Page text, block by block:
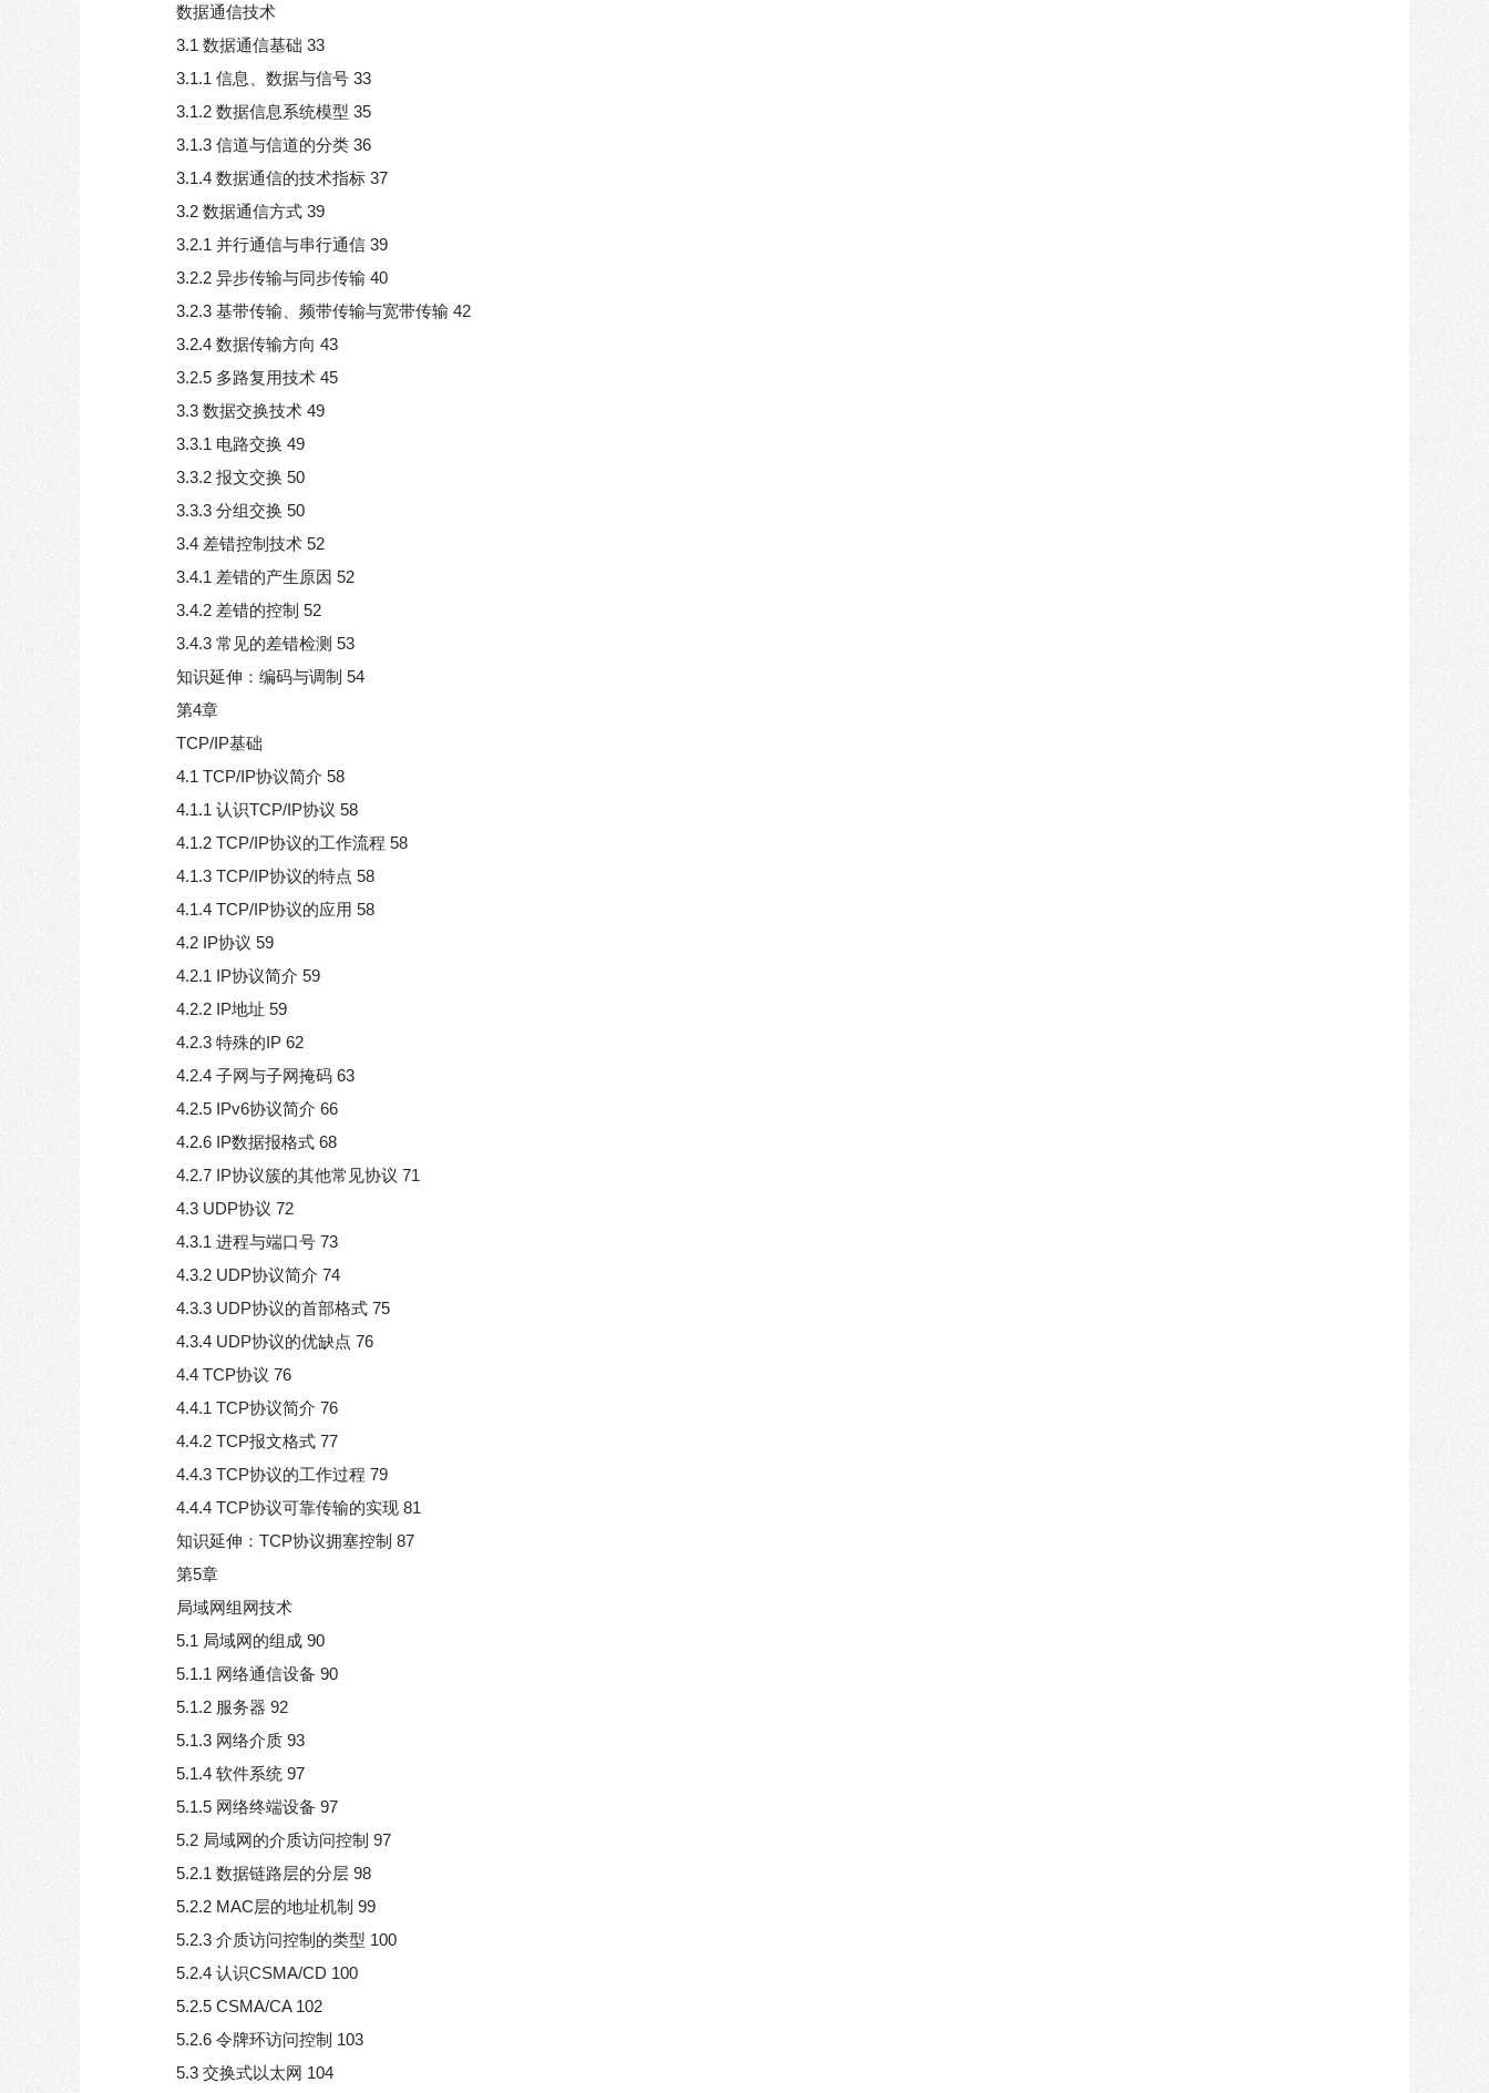
数据通信技术
3.1 数据通信基础 33
3.1.1 信息、数据与信号 33
3.1.2 数据信息系统模型 35
3.1.3 信道与信道的分类 36
3.1.4 数据通信的技术指标 37
3.2 数据通信方式 39
3.2.1 并行通信与串行通信 39
3.2.2 异步传输与同步传输 40
3.2.3 基带传输、频带传输与宽带传输 42
3.2.4 数据传输方向 43
3.2.5 多路复用技术 45
3.3 数据交换技术 49
3.3.1 电路交换 49
3.3.2 报文交换 50
3.3.3 分组交换 50
3.4 差错控制技术 52
3.4.1 差错的产生原因 52
3.4.2 差错的控制 52
3.4.3 常见的差错检测 53
知识延伸：编码与调制 54
第4章
TCP/IP基础
4.1 TCP/IP协议简介 58
4.1.1 认识TCP/IP协议 58
4.1.2 TCP/IP协议的工作流程 58
4.1.3 TCP/IP协议的特点 58
4.1.4 TCP/IP协议的应用 58
4.2 IP协议 59
4.2.1 IP协议简介 59
4.2.2 IP地址 59
4.2.3 特殊的IP 62
4.2.4 子网与子网掩码 63
4.2.5 IPv6协议简介 66
4.2.6 IP数据报格式 68
4.2.7 IP协议簇的其他常见协议 71
4.3 UDP协议 72
4.3.1 进程与端口号 73
4.3.2 UDP协议简介 74
4.3.3 UDP协议的首部格式 75
4.3.4 UDP协议的优缺点 76
4.4 TCP协议 76
4.4.1 TCP协议简介 76
4.4.2 TCP报文格式 77
4.4.3 TCP协议的工作过程 79
4.4.4 TCP协议可靠传输的实现 81
知识延伸：TCP协议拥塞控制 87
第5章
局域网组网技术
5.1 局域网的组成 90
5.1.1 网络通信设备 90
5.1.2 服务器 92
5.1.3 网络介质 93
5.1.4 软件系统 97
5.1.5 网络终端设备 97
5.2 局域网的介质访问控制 97
5.2.1 数据链路层的分层 98
5.2.2 MAC层的地址机制 99
5.2.3 介质访问控制的类型 100
5.2.4 认识CSMA/CD 100
5.2.5 CSMA/CA 102
5.2.6 令牌环访问控制 103
5.3 交换式以太网 104